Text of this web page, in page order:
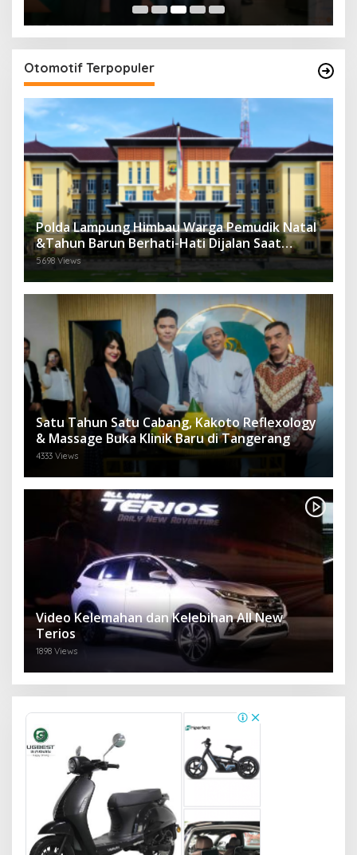
Otomotif Terpopuler
Polda Lampung Himbau Warga Pemudik Natal
&Tahun Barun Berhati-Hati Dijalan Saat
Melintas di -Titik Rawan Kecelakaan
5698 Views
Satu Tahun Satu Cabang, Kakoto Reflexology
& Massage Buka Klinik Baru di Tangerang
4333 Views
Video Kelemahan dan Kelebihan All New
Terios
1898 Views